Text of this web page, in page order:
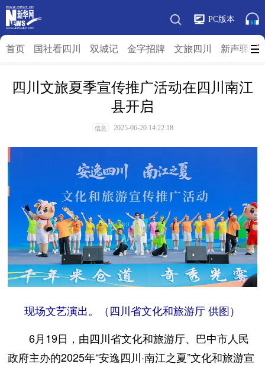
PC版本
首页 国社看四川 双城记 金字招牌 文旅四川 新声驿站
四川文旅夏季宣传推广活动在四川南江
县开启
信息 2025-06-20 14:22:18
现场文艺演出。（四川省文化和旅游厅 供图）
6月19日，由四川省文化和旅游厅、巴中市人民
政府主办的2025年“安逸四川·南江之夏”文化和旅游宣